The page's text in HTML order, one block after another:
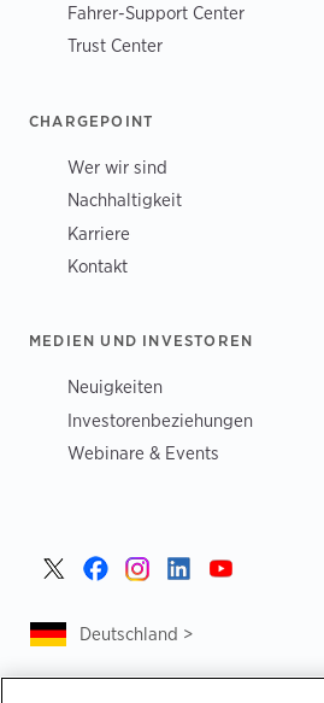
Fahrer-Support Center
Trust Center
CHARGEPOINT
Wer wir sind
Nachhaltigkeit
Karriere
Kontakt
MEDIEN UND INVESTOREN
Neuigkeiten
Investorenbeziehungen
Webinare & Events
Deutschland >